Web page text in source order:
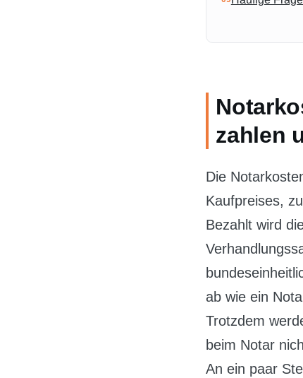
zahlen
Die
Kaufpreises,
Bezahlt wird
ab wie ein
Trotzdem
beim Notar
An ein paar